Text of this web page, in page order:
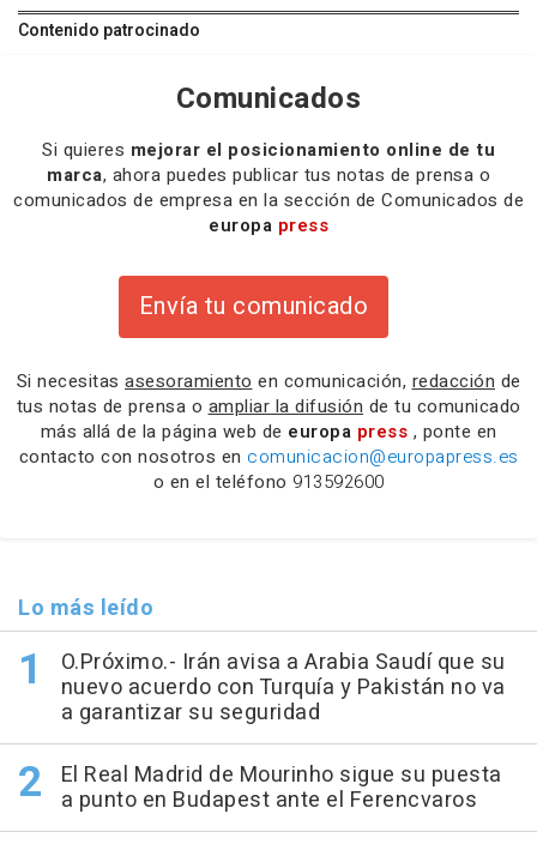
Contenido patrocinado
Comunicados
Si quieres mejorar el posicionamiento online de tu
marca, ahora puedes publicar tus notas de prensa o
comunicados de empresa en la sección de Comunicados de
europa press
Envía tu comunicado
Si necesitas asesoramiento en comunicación, redacción de
tus notas de prensa o ampliar la difusión de tu comunicado
más allá de la página web de europa press , ponte en
contacto con nosotros en comunicacion@europapress.es
o en el teléfono 913592600
Lo más leído
O.Próximo.- Irán avisa a Arabia Saudí que su
nuevo acuerdo con Turquía y Pakistán no va
a garantizar su seguridad
El Real Madrid de Mourinho sigue su puesta
a punto en Budapest ante el Ferencvaros